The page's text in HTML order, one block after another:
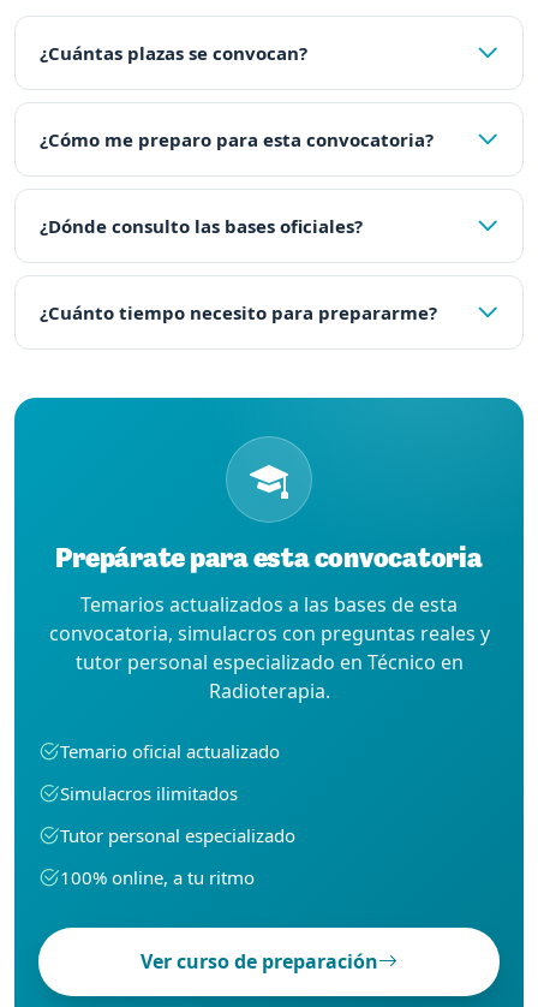
¿Cuántas plazas se convocan?
¿Cómo me preparo para esta convocatoria?
¿Dónde consulto las bases oficiales?
¿Cuánto tiempo necesito para prepararme?
Prepárate para esta convocatoria
Temarios actualizados a las bases de esta
convocatoria, simulacros con preguntas reales y
tutor personal especializado en Técnico en
Radioterapia.
Temario oficial actualizado
Simulacros ilimitados
Tutor personal especializado
100% online, a tu ritmo
Ver curso de preparación